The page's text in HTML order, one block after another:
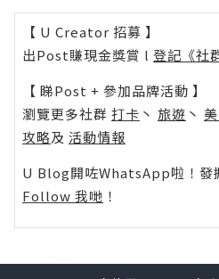
【 U Creator 招募 】
出Post賺現金獎賞 l 登記《社
【 睇Post + 參加品牌活動 】
瀏覽更多社群 打卡 丶 旅遊 丶
攻略及 活動情報
U Blog開咗WhatsApp啦！發
Follow 我哋 ！